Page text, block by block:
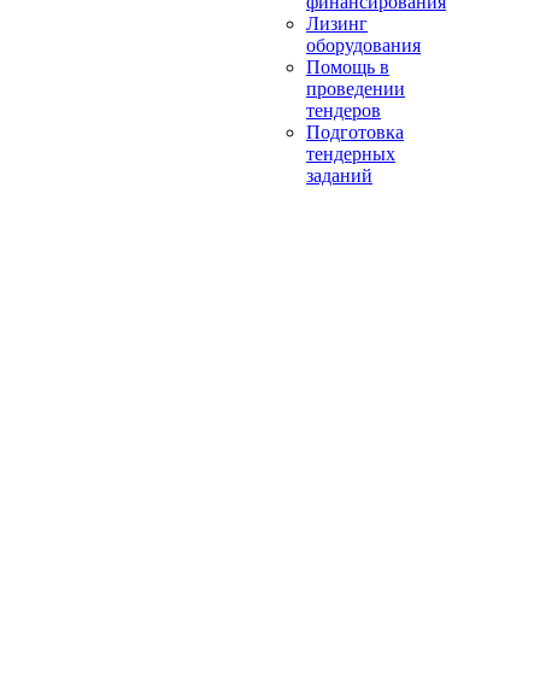
Лизинг
оборудования
Помощь в
проведении
тендеров
Подготовка
тендерных
заданий